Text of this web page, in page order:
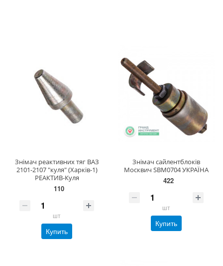
Знімач реактивних тяг ВАЗ
2101-2107 "куля" (Харків-1)
РЕАКТИВ-Куля
110
шт
Купить
Знімач сайлентблоків
Москвич SBM0704 УКРАЇНА
422
шт
Купить